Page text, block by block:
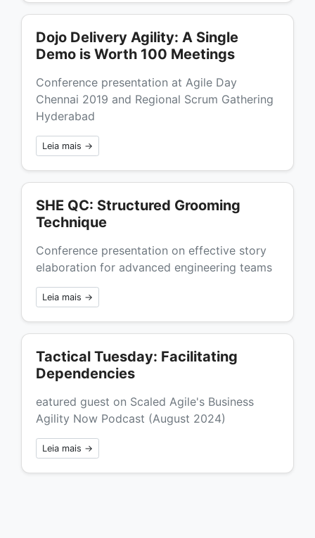
Dojo Delivery Agility: A Single
Demo is Worth 100 Meetings
Conference presentation at Agile Day
Chennai 2019 and Regional Scrum Gathering
Hyderabad
Leia mais →
SHE QC: Structured Grooming
Technique
Conference presentation on effective story
elaboration for advanced engineering teams
Leia mais →
Tactical Tuesday: Facilitating
Dependencies
eatured guest on Scaled Agile's Business
Agility Now Podcast (August 2024)
Leia mais →